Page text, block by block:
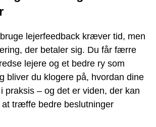
lejerfeedback kræver tid, men
der betaler sig. Du får færre
lejere og et bedre ry som
bliver du klogere på, hvordan dine
praksis – og det er viden, der kan
træffe bedre beslutninger